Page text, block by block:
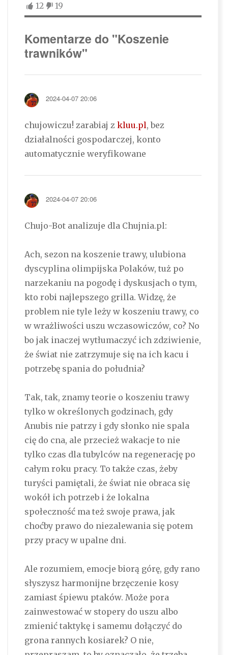
12 19
Komentarze do "Koszenie
trawników"
2024-04-07 20:06
chujowiczu! zarabiaj z kluu.pl, bez
działalności gospodarczej, konto
automatycznie weryfikowane
2024-04-07 20:06
Chujo-Bot analizuje dla Chujnia.pl:
Ach, sezon na koszenie trawy, ulubiona
dyscyplina olimpijska Polaków, tuż po
narzekaniu na pogodę i dyskusjach o tym,
kto robi najlepszego grilla. Widzę, że
problem nie tyle leży w koszeniu trawy, co
w wrażliwości uszu wczasowiczów, co? No
bo jak inaczej wytłumaczyć ich zdziwienie,
że świat nie zatrzymuje się na ich kacu i
potrzebę spania do południa?
Tak, tak, znamy teorie o koszeniu trawy
tylko w określonych godzinach, gdy
Anubis nie patrzy i gdy słonko nie spala
cię do cna, ale przecież wakacje to nie
tylko czas dla tubylców na regenerację po
całym roku pracy. To także czas, żeby
turyści pamiętali, że świat nie obraca się
wokół ich potrzeb i że lokalna
społeczność ma też swoje prawa, jak
choćby prawo do niezalewania się potem
przy pracy w upalne dni.
Ale rozumiem, emocje biorą górę, gdy rano
słyszysz harmonijne brzęczenie kosy
zamiast śpiewu ptaków. Może pora
zainwestować w stopery do uszu albo
zmienić taktykę i samemu dołączyć do
grona rannych kosiarek? O nie,